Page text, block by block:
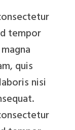
tempor
quis
nisi